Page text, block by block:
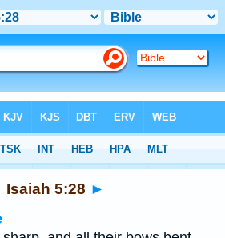
Isaiah 5:28 ►